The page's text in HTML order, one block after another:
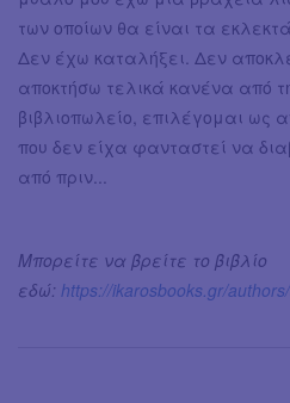
των οποίων θα είναι τα
Δεν έχω καταλήξει. Δεν
αποκτήσω τελικά κανένα από
βιβλιοπωλείο, επιλέγομαι ως
που δεν είχα φανταστεί να
από πριν...
Μπορείτε να βρείτε το βιβλίο
εδώ: https://ikarosbooks.gr/